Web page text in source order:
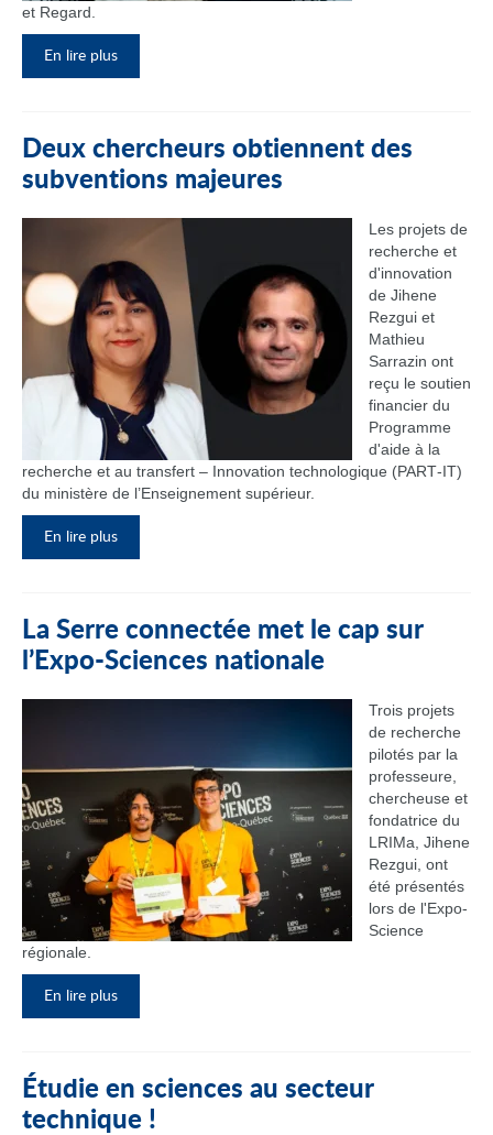
et Regard.
En lire plus
Deux chercheurs obtiennent des
subventions majeures
Les projets de
recherche et
d'innovation
de Jihene
Rezgui et
Mathieu
Sarrazin ont
reçu le soutien
financier du
Programme
d'aide à la
recherche et au transfert – Innovation technologique (PART‑IT)
du ministère de l’Enseignement supérieur.
En lire plus
La Serre connectée met le cap sur
l’Expo-Sciences nationale
Trois projets
de recherche
pilotés par la
professeure,
chercheuse et
fondatrice du
LRIMa, Jihene
Rezgui, ont
été présentés
lors de l'Expo-
Science
régionale.
En lire plus
Étudie en sciences au secteur
technique !